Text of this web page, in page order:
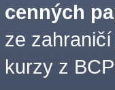
cenných
ze
kurzy z